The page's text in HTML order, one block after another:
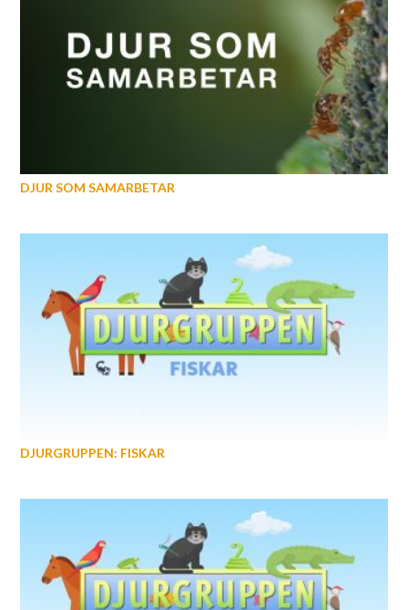
DJUR SOM SAMARBETAR
DJURGRUPPEN: FISKAR